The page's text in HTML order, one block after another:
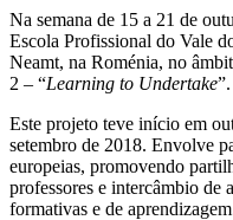
Na semana de 15 a 21 de
Escola Profissional do Vale
Neamt, na Roménia, no
2 – “Learning to Undertake”.
Este projeto teve início em
setembro de 2018. Envolve
europeias, promovendo
professores e intercâmbio de
formativas e de